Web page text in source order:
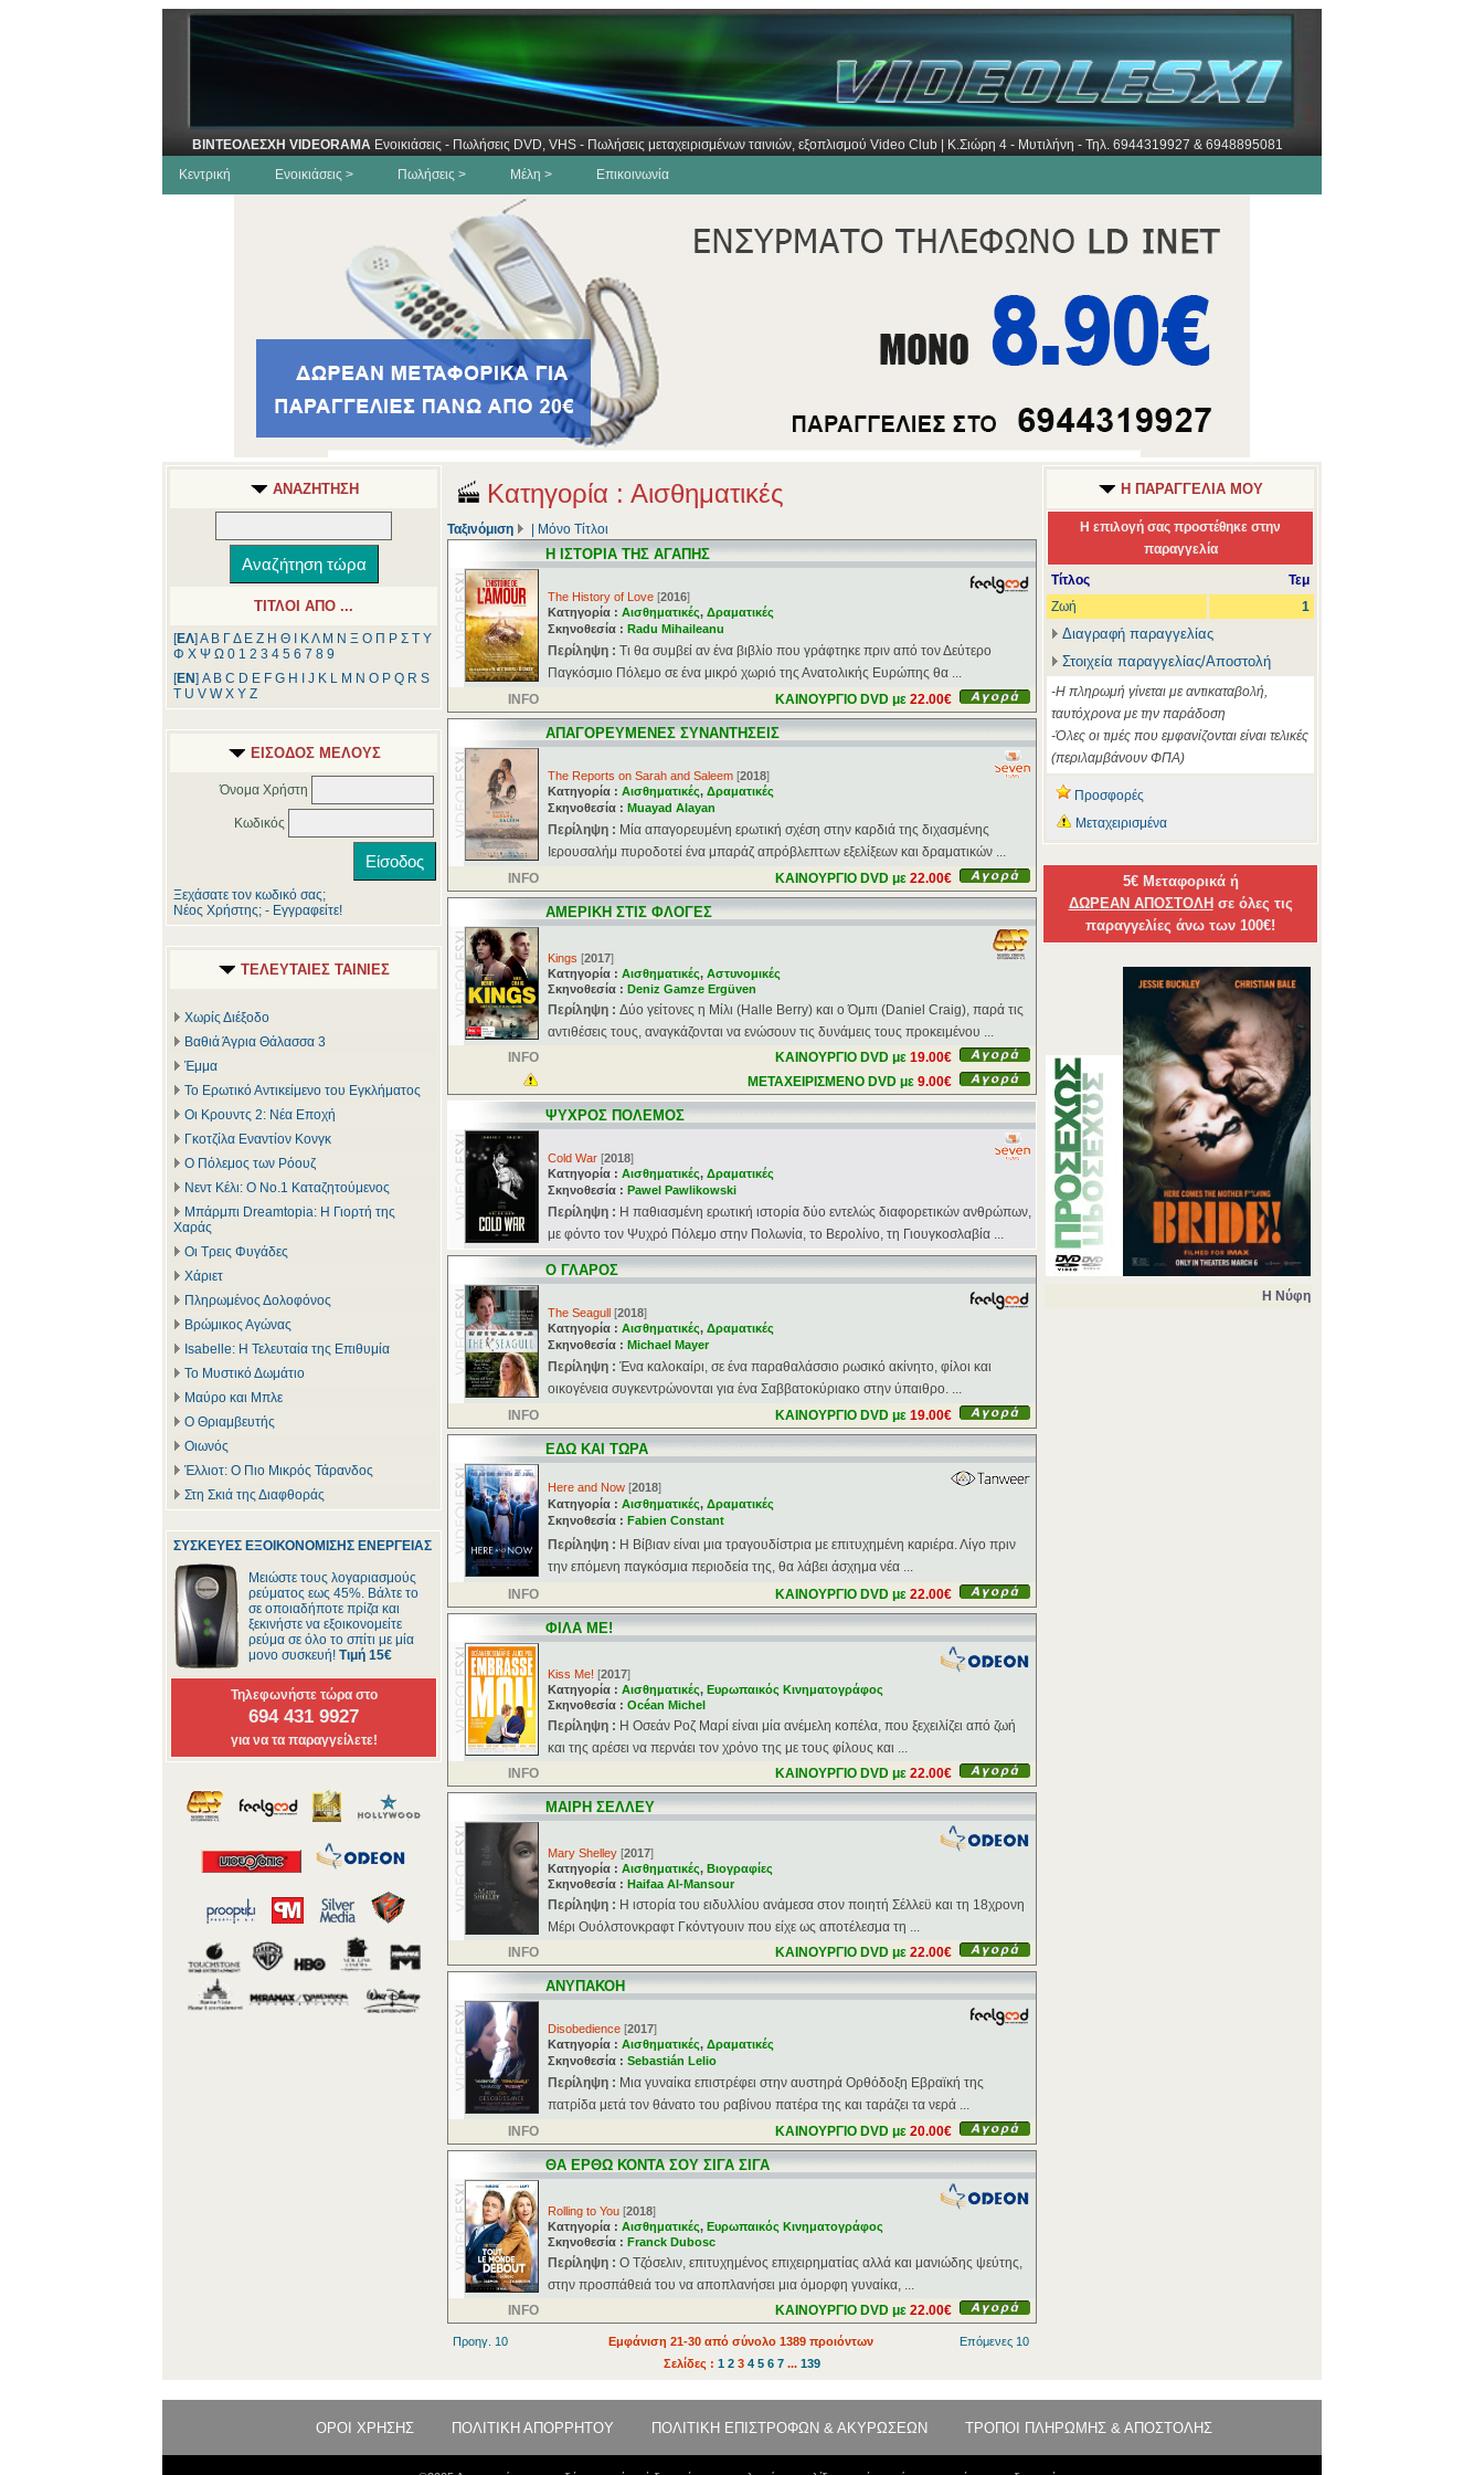
ΒΙΝΤΕΟΛΕΣΧΗ VIDEORAMA Ενοικιάσεις - Πωλήσεις DVD, VHS - Πωλήσεις μεταχειρισμένων ταινιών, εξοπλισμού Video Club | Κ.Σιώρη 4 - Μυτιλήνη - Τηλ. 6944319927 & 6948895081
Κεντρική
Ενοικιάσεις > Πωλήσεις > Μέλη > Επικοινωνία
ΑΝΑΖΗΤΗΣΗ
ΤΙΤΛΟΙ ΑΠΟ ...
[ΕΛ] Α Β ΓΔ Ε Ζ Η Θ ΚΛ Μ Ν Ξ Ο Π Ρ Σ Τ Υ
Φ Χ Ψ Ω 0 1 2 3 4 5 6 7 8 9
[ΕΝ] A B C D E F G H J K L M N O P Q R S
T U V W X Y Z
ΕΙΣΟΔΟΣ ΜΕΛΟΥΣ
Όνομα Χρήστη
Κωδικός
Ξεχάσατε τον κωδικό σας;
Νέος Χρήστης; - Εγγραφείτε!
ΤΕΛΕΥΤΑΙΕΣ ΤΑΙΝΙΕΣ
Χωρίς Διέξοδο
Βαθιά Άγρια Θάλασσα 3
Έμμα
Το Ερωτικό Αντικείμενο του Εγκλήματος
Οι Κρουντς 2: Νέα Εποχή
Γκοτζίλα Εναντίον Κονγκ
Ο Πόλεμος των Ρόουζ
Νεντ Κέλι: Ο Νο.1 Καταζητούμενος
Μπάρμπι Dreamtopia: Η Γιορτή της
Χαράς
Οι Τρεις Φυγάδες
Χάριετ
Πληρωμένος Δολοφόνος
Βρώμικος Αγώνας
Isabelle: Η Τελευταία της Επιθυμία
Το Μυστικό Δωμάτιο
Μαύρο και Μπλε
Ο Θριαμβευτής
Οιωνός
Έλλιοτ: Ο Πιο Μικρός Τάρανδος
Στη Σκιά της Διαφθοράς
ΣΥΣΚΕΥΕΣ ΕΞΟΙΚΟΝΟΜΙΣΗΣ ΕΝΕΡΓΕΙΑΣ
Μειώστε τους λογαριασμούς
ρεύματος εως 45%. Βάλτε το
σε οποιαδήποτε πρίζα και
ξεκινήστε να εξοικονομείτε
ρεύμα σε όλο το σπίτι με μία
μονο συσκευή! Τιμή 15€
Τηλεφωνήστε τώρα στο
694 431 9927
για να τα παραγγείλετε!
Κατηγορία : Αισθηματικές
Ταξινόμιση Μόνο Τίτλοι
Η ΙΣΤΟΡΙΑ ΤΗΣ ΑΓΑΠΗΣ
The History of Love [2016]
Κατηγορία : Αισθηματικές, Δραματικές
Σκηνοθεσία : Radu Mihaileanu
Περίληψη : Τι θα συμβεί αν ένα βιβλίο που γράφτηκε πριν από τον Δεύτερο
Παγκόσμιο Πόλεμο σε ένα μικρό χωριό της Ανατολικής Ευρώπης θα ...
INFO
ΚΑΙΝΟΥΡΓΙΟ DVD με 22.00€
ΑΠΑΓΟΡΕΥΜΕΝΕΣ ΣΥΝΑΝΤΗΣΕΙΣ
The Reports on Sarah and Saleem [2018]
Κατηγορία : Αισθηματικές, Δραματικές
Σκηνοθεσία : Muayad Alayan
Περίληψη : Μία απαγορευμένη ερωτική σχέση στην καρδιά της διχασμένης
Ιερουσαλήμ πυροδοτεί ένα μπαράζ απρόβλεπτων εξελίξεων και δραματικών ...
INFO
ΚΑΙΝΟΥΡΓΙΟ DVD με 22.00€
ΑΜΕΡΙΚΗ ΣΤΙΣ ΦΛΟΓΕΣ
Kings [2017]
Κατηγορία : Αισθηματικές, Αστυνομικές
Σκηνοθεσία : Deniz Gamze Ergüven
Περίληψη : Δύο γείτονες η Μίλι (Halle Berry) και ο Όμπι (Daniel Craig), παρά τις
αντιθέσεις τους, αναγκάζονται να ενώσουν τις δυνάμεις τους προκειμένου ...
INFO
ΚΑΙΝΟΥΡΓΙΟ DVD με 19.00€
ΜΕΤΑΧΕΙΡΙΣΜΕΝΟ DVD με 9.00€
ΨΥΧΡΟΣ ΠΟΛΕΜΟΣ
Cold War [2018]
Κατηγορία : Αισθηματικές, Δραματικές
Σκηνοθεσία : Pawel Pawlikowski
Περίληψη : Η παθιασμένη ερωτική ιστορία δύο εντελώς διαφορετικών ανθρώπων,
με φόντο τον Ψυχρό Πόλεμο στην Πολωνία, το Βερολίνο, τη Γιουγκοσλαβία ...
Ο ΓΛΑΡΟΣ
The Seagull [2018]
Κατηγορία : Αισθηματικές, Δραματικές
Σκηνοθεσία : Michael Mayer
Περίληψη : Ένα καλοκαίρι, σε ένα παραθαλάσσιο ρωσικό ακίνητο, φίλοι και
οικογένεια συγκεντρώνονται για ένα Σαββατοκύριακο στην ύπαιθρο. ...
INFO
ΚΑΙΝΟΥΡΓΙΟ DVD με 19.00€
ΕΔΩ ΚΑΙ ΤΩΡΑ
Here and Now [2018]
Κατηγορία : Αισθηματικές, Δραματικές
Σκηνοθεσία : Fabien Constant
Περίληψη : Η Βίβιαν είναι μια τραγουδίστρια με επιτυχημένη καριέρα. Λίγο πριν
την επόμενη παγκόσμια περιοδεία της, θα λάβει άσχημα νέα ...
INFO
ΚΑΙΝΟΥΡΓΙΟ DVD με 22.00€
ΦΙΛΑ ΜΕ!
Kiss Me! [2017]
Κατηγορία : Αισθηματικές, Ευρωπαικός Κινηματογράφος
Σκηνοθεσία : Océan Michel
Περίληψη : Η Οσεάν Ροζ Μαρί είναι μία ανέμελη κοπέλα, που ξεχειλίζει από ζωή
και της αρέσει να περνάει τον χρόνο της με τους φίλους και ...
INFO
ΚΑΙΝΟΥΡΓΙΟ DVD με 22.00€
ΜΑΙΡΗ ΣΕΛΛΕΥ
Mary Shelley [2017]
Κατηγορία : Αισθηματικές, Βιογραφίες
Σκηνοθεσία : Haifaa Al-Mansour
Περίληψη : Η ιστορία του ειδυλλίου ανάμεσα στον ποιητή Σέλλεϋ και τη 18χρονη
Μέρι Ουόλστονκραφτ Γκόντγουιν που είχε ως αποτέλεσμα τη ...
INFO
ΚΑΙΝΟΥΡΓΙΟ DVD με 22.00€
ΑΝΥΠΑΚΟΗ
Disobedience [2017]
Κατηγορία : Αισθηματικές, Δραματικές
Σκηνοθεσία : Sebastián Lelio
Περίληψη : Μια γυναίκα επιστρέφει στην αυστηρά Ορθόδοξη Εβραϊκή της
πατρίδα μετά τον θάνατο του ραβίνου πατέρα της και ταράζει τα νερά ...
INFO
ΚΑΙΝΟΥΡΓΙΟ DVD με 20.00€
ΘΑ ΕΡΘΩ ΚΟΝΤΑ ΣΟΥ ΣΙΓΑ ΣΙΓΑ
Rolling to You [2018]
Κατηγορία : Αισθηματικές, Ευρωπαικός Κινηματογράφος
Σκηνοθεσία : Franck Dubosc
Περίληψη : Ο Τζόσελιν, επιτυχημένος επιχειρηματίας αλλά και μανιώδης ψεύτης,
στην προσπάθειά του να αποπλανήσει μια όμορφη γυναίκα, ...
INFO
ΚΑΙΝΟΥΡΓΙΟ DVD με 22.00€
Προηγ. 10 Εμφάνιση 21-30 από σύνολο 1389 προιόντων
Επόμενες 10
Σελίδες : 1 2 3 4 5 6 7 ... 139
Η ΠΑΡΑΓΓΕΛΙΑ ΜΟΥ
Η επιλογή σας προστέθηκε στην
παραγγελία
Τίτλος
Τεμ
Ζωή
1
Διαγραφή παραγγελίας
Στοιχεία παραγγελίας/Αποστολή
-Η πληρωμή γίνεται με αντικαταβολή,
ταυτόχρονα με την παράδοση
-Όλες οι τιμές που εμφανίζονται είναι τελικές
(περιλαμβάνουν ΦΠΑ)
Προσφορές
Μεταχειρισμένα
5€ Μεταφορικά ή
ΔΩΡΕΑΝ ΑΠΟΣΤΟΛΗ σε όλες τις
παραγγελίες άνω των 100€!
Η Νύφη
ΟΡΟΙ ΧΡΗΣΗΣ ΠΟΛΙΤΙΚΗ ΑΠΟΡΡΗΤΟΥ ΠΟΛΙΤΙΚΗ ΕΠΙΣΤΡΟΦΩΝ & ΑΚΥΡΩΣΕΩΝ ΤΡΟΠΟΙ ΠΛΗΡΩΜΗΣ & ΑΠΟΣΤΟΛΗΣ